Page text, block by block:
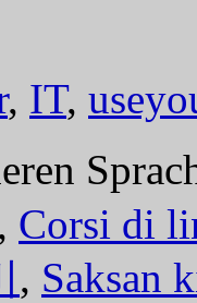
, IT,
, Corsi di
, Saksan